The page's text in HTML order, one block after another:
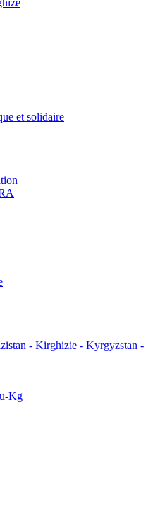
et solidaire
- Kirghizie - Kyrgyzstan -
Kg